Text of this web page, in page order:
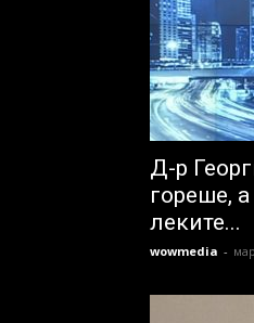
Д-р
гореше,
леките...
wowmedia -